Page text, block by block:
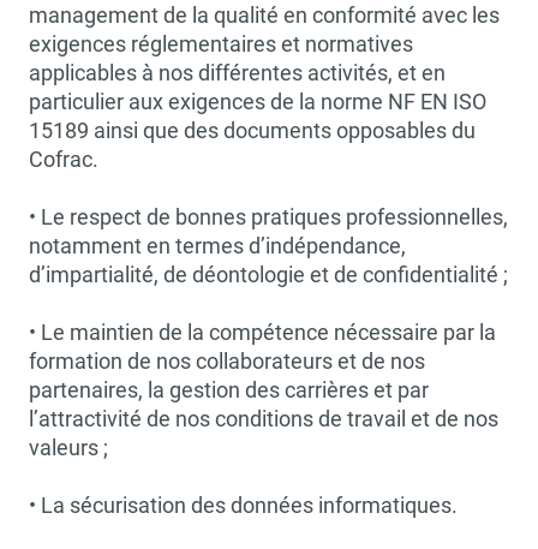
management de la qualité en conformité avec les
exigences réglementaires et normatives
applicables à nos différentes activités, et en
particulier aux exigences de la norme NF EN ISO
15189 ainsi que des documents opposables du
Cofrac.
• Le respect de bonnes pratiques professionnelles,
notamment en termes d’indépendance,
d’impartialité, de déontologie et de confidentialité ;
• Le maintien de la compétence nécessaire par la
formation de nos collaborateurs et de nos
partenaires, la gestion des carrières et par
l’attractivité de nos conditions de travail et de nos
valeurs ;
• La sécurisation des données informatiques.